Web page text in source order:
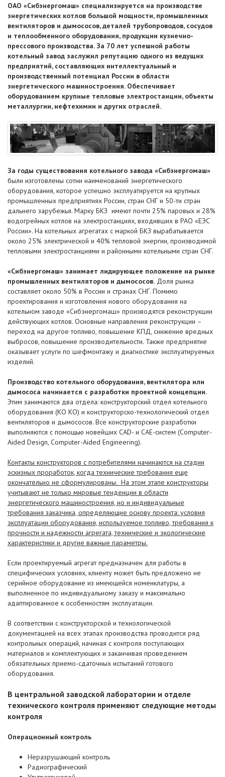
ОАО «Сибэнергомаш» специализируется на производстве
энергетических котлов большой мощности, промышленных
вентиляторов и дымососов, деталей трубопроводов, сосудов
и теплообменного оборудования, продукции кузнечно-
прессового производства. За 70 лет успешной работы
котельный завод заслужил репутацию одного из ведущих
предприятий, составляющих интеллектуальный и
производственный потенциал России в области
энергетического машиностроения. Обеспечивает
оборудованием крупные тепловые электростанции, объекты
металлургии, нефтехимии и других отраслей.
За годы существования котельного завода «Сибэнергомаш»
были изготовлены сотни наименований энергетического
оборудования, которое успешно эксплуатируется на крупных
промышленных предприятиях России, стран СНГ и 50-ти стран
дальнего зарубежья. Марку БКЗ имеют почти 25% паровых и 28%
водогрейных котлов на электростанциях, входивших в РАО «ЕЭС
России». На котельных агрегатах с маркой БКЗ вырабатывается
около 25% электрической и 40% тепловой энергии, производимой
тепловыми электростанциями и районными котельными стран СНГ.
«Сибэнергомаш» занимает лидирующее положение на рынке
промышленных вентиляторов и дымососов. Доля рынка
составляет около 50% в России и странах СНГ. Помимо
проектирования и изготовления нового оборудования на
котельном заводе «Сибэнергомаш» производятся реконструкции
действующих котлов. Основные направления реконструкции –
переход на другое топливо, повышение КПД, снижение вредных
выбросов, повышение производительности. Также предприятие
оказывает услуги по шефмонтажу и диагностике эксплуатируемых
изделий.
Производство котельного оборудования, вентилятора или
дымососа начинается с разработки проектной концепции.
Этим занимаются два отдела: конструкторский отдел котельного
оборудования (КО КО) и конструкторско-технологический отдел
вентиляторов и дымососов. Все конструкторские разработки
выполняются с помощью новейших CAD- и CAE-систем (Computer-
Aided Design, Computer-Aided Engineering).
Контакты конструкторов с потребителями начинаются на стадии
эскизных проработок, когда технические требования еще
окончательно не сформулированы. На этом этапе конструкторы
учитывают не только мировые тенденции в области
энергетического машиностроения, но и индивидуальные
требования заказчика, определяющие основу проекта: условия
эксплуатации оборудования, используемое топливо, требования к
прочности и надежности агрегата, технические и экологические
характеристики и другие важные параметры.
Если проектируемый агрегат предназначен для работы в
специфических условиях, клиенту может быть предложено не
серийное оборудование из имеющейся номенклатуры, а
выполненное по индивидуальному заказу и максимально
адаптированное к особенностям эксплуатации.
В соответствии с конструкторской и технологической
документацией на всех этапах производства проводится ряд
контрольных операций, начиная с контроля поступающих
материалов и комплектующих и заканчивая проведением
обязательных приемо-сдаточных испытаний готового
оборудования.
В центральной заводской лаборатории и отделе
технического контроля применяют следующие методы
контроля
Операционный контроль
Неразрушающий контроль
Радиографический